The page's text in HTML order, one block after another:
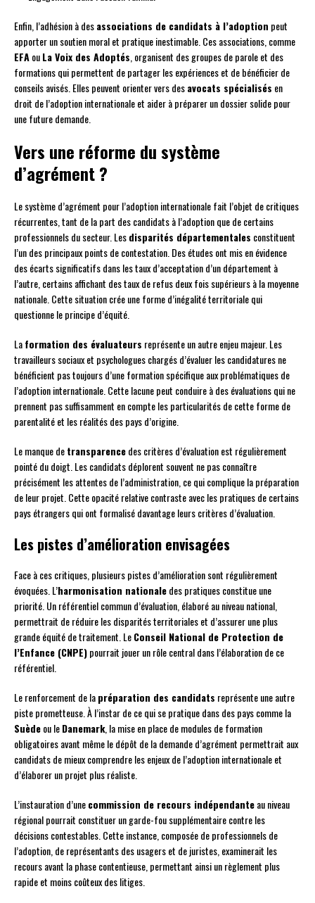
Enfin, l’adhésion à desassociations de candidats à l’adoption peut
apporter un soutien moral et pratique inestimable. Ces associations, comme
EFAouLa Voix des Adoptés, organisent des groupes de parole et des
formations qui permettent de partager les expériences et de bénéficier de
conseils avisés. Elles peuvent orienter vers desavocats spécialisés en
droit de l’adoption internationale et aider à préparer un dossier solide pour
une future demande.
Vers une réforme du système
d’agrément ?
Le système d’agrément pour l’adoption internationale fait l’objet de critiques
récurrentes, tant de la part des candidats à l’adoption que de certains
professionnels du secteur. Lesdisparités départementales constituent
l’un des principaux points de contestation. Des études ont mis en évidence
des écarts significatifs dans les taux d’acceptation d’un département à
l’autre, certains affichant des taux de refus deux fois supérieurs à la moyenne
nationale. Cette situation crée une forme d’inégalité territoriale qui
questionne le principe d’équité.
Laformation des évaluateurs représente un autre enjeu majeur. Les
travailleurs sociaux et psychologues chargés d’évaluer les candidatures ne
bénéficient pas toujours d’une formation spécifique aux problématiques de
l’adoption internationale. Cette lacune peut conduire à des évaluations qui ne
prennent pas suffisamment en compte les particularités de cette forme de
parentalité et les réalités des pays d’origine.
Le manque detransparencedes critères d’évaluation est régulièrement
pointé du doigt. Les candidats déplorent souvent ne pas connaître
précisément les attentes de l’administration, ce qui complique la préparation
de leur projet. Cette opacité relative contraste avec les pratiques de certains
pays étrangers qui ont formalisé davantage leurs critères d’évaluation.
Les pistes d’amélioration envisagées
Face à ces critiques, plusieurs pistes d’amélioration sont régulièrement
évoquées. L’harmonisation nationaledes pratiques constitue une
priorité. Un référentiel commun d’évaluation, élaboré au niveau national,
permettrait de réduire les disparités territoriales et d’assurer une plus
grande équité de traitement. LeConseil National de Protection de
l’Enfance (CNPE)pourrait jouer un rôle central dans l’élaboration de ce
référentiel.
Le renforcement de lapréparation des candidats représente une autre
piste prometteuse. À l’instar de ce qui se pratique dans des pays comme la
Suèdeou leDanemark, la mise en place de modules de formation
obligatoires avant même le dépôt de la demande d’agrément permettrait aux
candidats de mieux comprendre les enjeux de l’adoption internationale et
d’élaborer un projet plus réaliste.
L’instauration d’unecommission de recours indépendanteau niveau
régional pourrait constituer un garde-fou supplémentaire contre les
décisions contestables. Cette instance, composée de professionnels de
l’adoption, de représentants des usagers et de juristes, examinerait les
recours avant la phase contentieuse, permettant ainsi un règlement plus
rapide et moins coûteux des litiges.